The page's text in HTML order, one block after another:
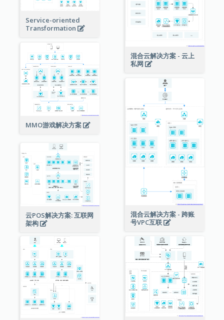
Service-oriented
Transformation
混合云解决方案 - 云上
私网
MMO游戏解决方案
混合云解决方案 - 跨账
号VPC互联
云POS解决方案: 互联网
架构